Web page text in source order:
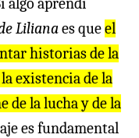
Lilianaes queel
historias de la
existencia de la
de la lucha y de la
es fundamental